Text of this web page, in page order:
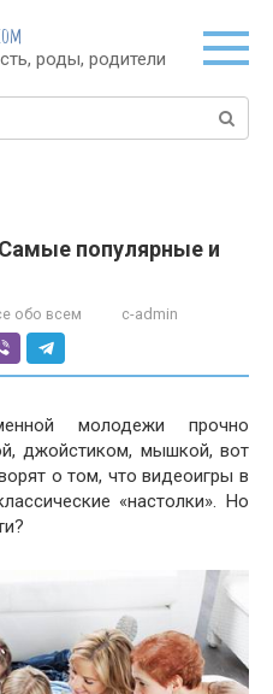
роды, родители
популярные и
обо всем c-admin
молодежи прочно
джойстиком, мышкой, вот
о том, что видеоигры в
«настолки». Но